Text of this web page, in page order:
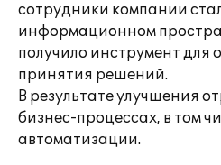
сотрудники компании
информационном
получило инструмент для
принятия решений.
В результате улучшения
бизнес-процессах, в том
автоматизации.